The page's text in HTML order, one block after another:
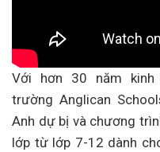
Với hơn 30 năm
trường Anglican
Anh dự bị và chương
lớp từ lớp 7-12 dành